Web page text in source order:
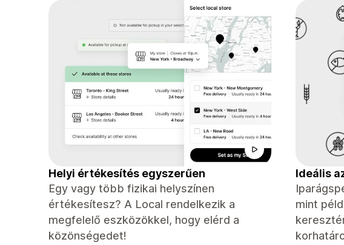
Helyi értékesítés egyszerűen
Egy vagy több fizikai helyszínen
értékesítesz? A Local rendelkezik a
megfelelő eszközökkel, hogy elérd a
közönségedet!
Ideális
mint